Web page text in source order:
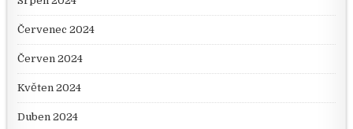
Červenec 2024
Červen 2024
Květen 2024
Duben 2024